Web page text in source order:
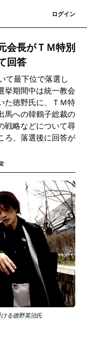
ログイン
会長がＴＭ特別
回答
て最下位で落選し
挙期間中は統一教会
た徳野氏に、ＴＭ特
馬への韓鶴子総裁の
戦略などについて尋
ろ、落選後に回答が
る徳野英治氏